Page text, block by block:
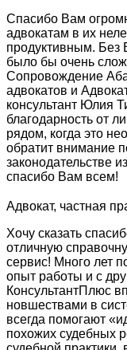
Спасибо Вам
адвокатам в их
продуктивным.
было бы очень
Сопровождение
адвокатов и
консультант Юлия
благодарность от
рядом, когда это
обратит внимание
законодательстве
спасибо Вам всем!
Адвокат, частная
Хочу сказать
отличную
сервис! Много лет
опыт работы и с
КонсультантПлюс
новшествами в
всегда помогают
похожих судебных